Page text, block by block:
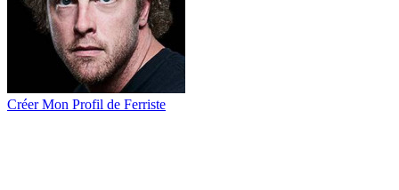
Créer Mon Profil de Ferriste